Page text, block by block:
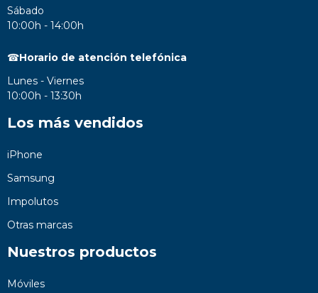
Sábado
10:00h - 14:00h
☎Horario de atención telefónica
Lunes - Viernes
10:00h - 13:30h
Los más vendidos
iPhone
Samsung
Impolutos
Otras marcas
Nuestros productos
Móviles